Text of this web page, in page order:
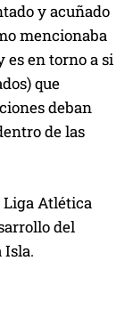
y acuñado
mencionaba
en torno a si
que
deban
de las
Liga Atlética
del
Isla.